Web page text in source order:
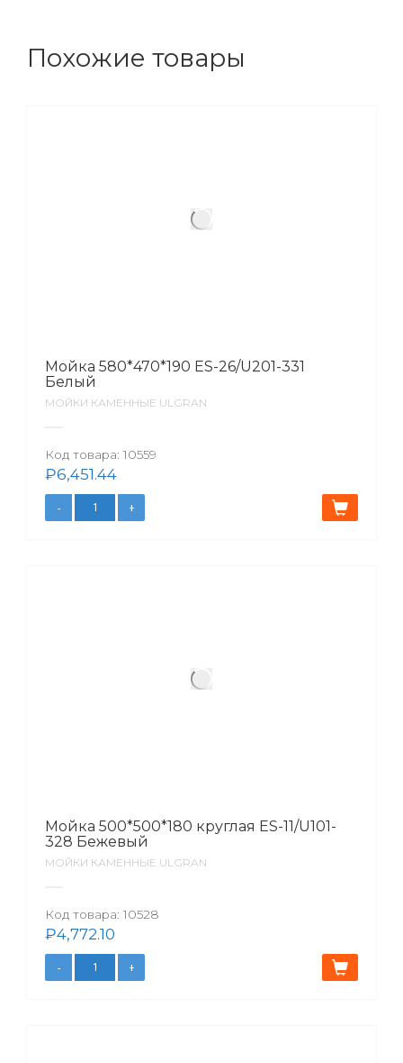
Похожие товары
Мойка 580*470*190 ES-26/U201-331
Белый
МОЙКИ КАМЕННЫЕ ULGRAN
Код товара: 10559
₽6,451.44
Мойка 500*500*180 круглая ES-11/U101-
328 Бежевый
МОЙКИ КАМЕННЫЕ ULGRAN
Код товара: 10528
₽4,772.10